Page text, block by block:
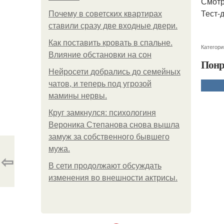
Почему в советских квартирах
ставили сразу две входные двери.
Как поставить кровать в спальне.
Влияние обстановки на сон
Нейросети добрались до семейных
чатов, и теперь под угрозой
мамины нервы.
Круг замкнулся: психологиня
Вероника Степанова снова вышла
замуж за собственного бывшего
мужа.
В сети продолжают обсуждать
изменения во внешности актрисы.
Тест-
⇦